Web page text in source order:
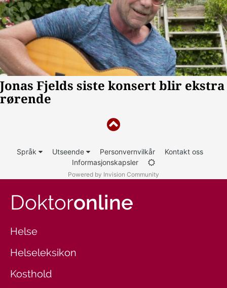
Språk Utseende Personvernvilkår
Kontakt oss
Informasjonskapsler
Powered by Invision Community
Doktoronline
Helse
Helseleksikon
Kosthold